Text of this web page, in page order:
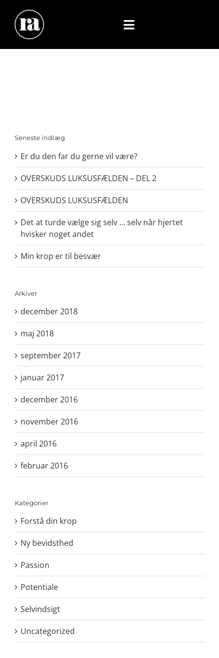
content
Toggle
Navigation
ARTIKLER
Seneste indlæg
Er du den far du gerne vil være?
OVERSKUDS LUKSUSFÆLDEN – DEL 2
OVERSKUDS LUKSUSFÆLDEN
Det at turde vælge sig selv … selv når hjertet
hvisker noget andet
Min krop er til besvær
Arkiver
december 2018
maj 2018
september 2017
januar 2017
december 2016
november 2016
april 2016
februar 2016
Kategorier
Forstå din krop
Ny bevidsthed
Passion
Potentiale
Selvindsigt
Uncategorized